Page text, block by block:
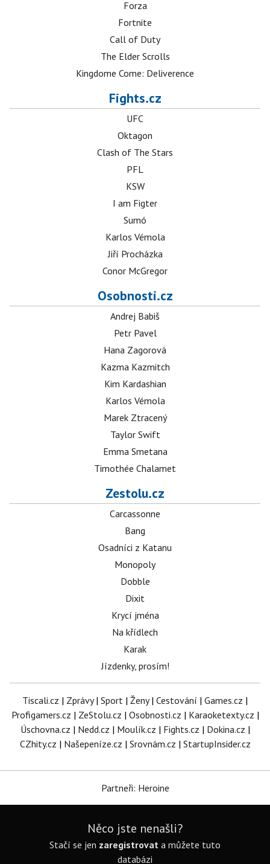
Forza
Fortnite
Call of Duty
The Elder Scrolls
Kingdome Come: Deliverence
Fights.cz
UFC
Oktagon
Clash of The Stars
PFL
KSW
I am Figter
Sumó
Karlos Vémola
Jiří Procházka
Conor McGregor
Osobnosti.cz
Andrej Babiš
Petr Pavel
Hana Zagorová
Kazma Kazmitch
Kim Kardashian
Karlos Vémola
Marek Ztracený
Taylor Swift
Emma Smetana
Timothée Chalamet
Zestolu.cz
Carcassonne
Bang
Osadníci z Katanu
Monopoly
Dobble
Dixit
Krycí jména
Na křídlech
Karak
Jízdenky, prosím!
Tiscali.cz | Zprávy| Sport | Ženy| Cestování | Games.cz |
Profigamers.cz | ZeStolu.cz | Osobnosti.cz | Karaoketexty.cz |
Úschovna.cz | Nedd.cz | Moulík.cz | Fights.cz | Dokina.cz |
CZhity.cz | Našepeníze.cz | Srovnám.cz | StartupInsider.cz
Partneři: Heroine
Něco jste nenašli?
Stačí se jen zaregistrovat a můžete tuto
databázi